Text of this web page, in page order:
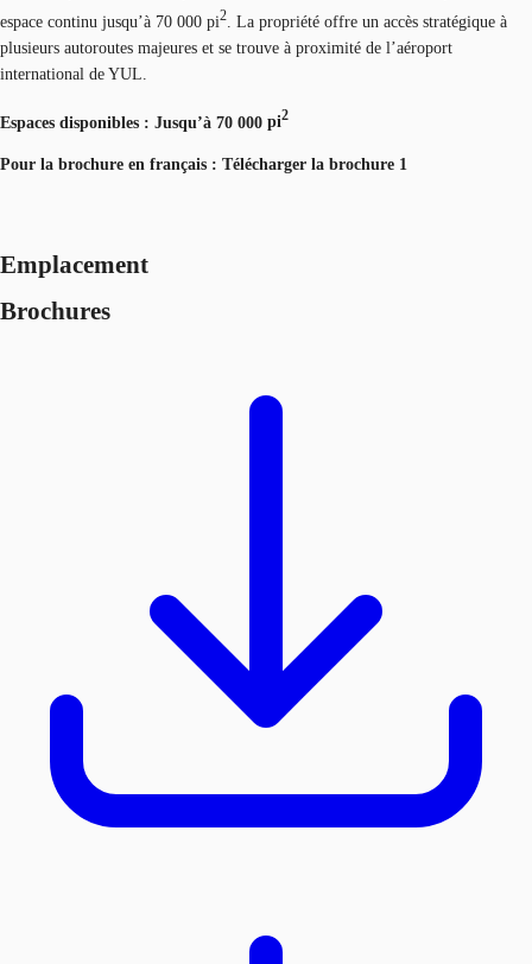
espace continu jusqu’à 70 000 pi2 . La propriété offre un accès stratégique à
plusieurs autoroutes majeures et se trouve à proximité de l’aéroport
international de YUL.
Espaces disponibles : Jusqu’à 70 000 pi2
Pour la brochure en français : Télécharger la brochure 1
Emplacement
Brochures